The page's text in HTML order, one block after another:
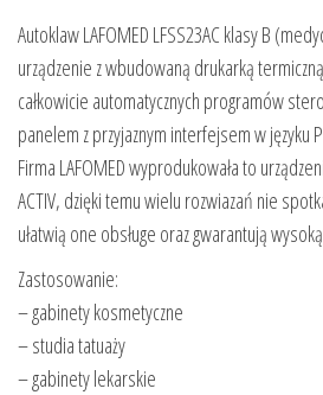
Autoklaw LAFOMED LFSS23AC klasy B
urządzenie z wbudowaną drukarką
całkowicie automatycznych programów
panelem z przyjaznym interfejsem w języku
Firma LAFOMED wyprodukowała to
ACTIV, dzięki temu wielu rozwiazań nie
ułatwią one obsługe oraz gwarantują
Zastosowanie:
– gabinety kosmetyczne
– studia tatuaży
– gabinety lekarskie